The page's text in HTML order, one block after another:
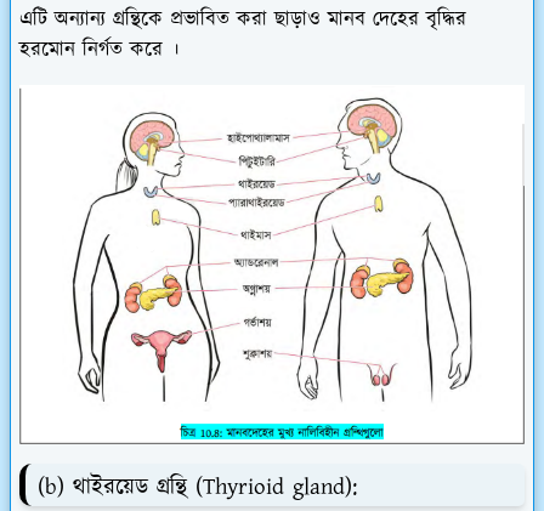
এটি অন্যান্য গ্রন্থিকে প্রভাবিত করা ছাড়াও মানব দেহের বৃদ্ধির
হরমোন নির্গত করে ।
(b) থাইরয়েড গ্রন্থি (Thyrioid gland):